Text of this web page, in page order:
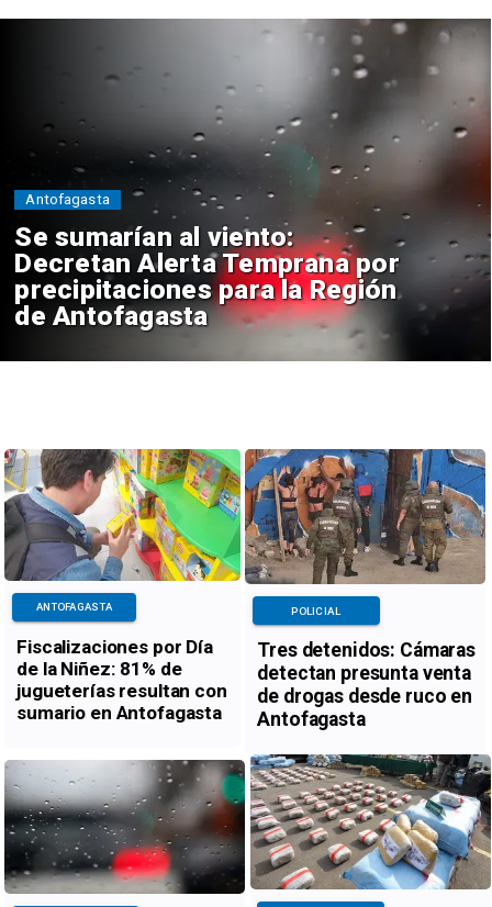
Se sumarían al viento:
Decretan Alerta Temprana por
precipitaciones para la Región
de Antofagasta
Antofagasta
Fiscalizaciones por Día
de la Niñez: 81% de
jugueterías resultan con
sumario en Antofagasta
ANTOFAGASTA
Tres detenidos: Cámaras
detectan presunta venta
de drogas desde ruco en
Antofagasta
POLICIAL